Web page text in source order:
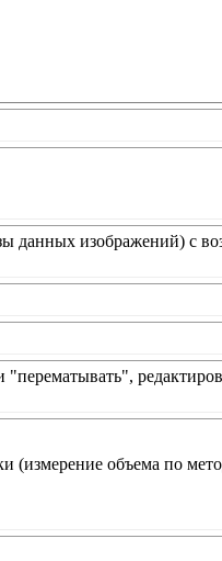
данных изображений) с
объема по